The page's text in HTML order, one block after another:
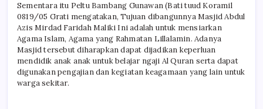
Sementara itu Peltu Bambang Gunawan (Bati tuud Koramil
0819/05 Grati mengatakan, Tujuan dibangunnya Masjid Abdul
Azis Mirdad Faridah Maliki Ini adalah untuk mensiarkan
Agama Islam, Agama yang Rahmatan Lillalamin. Adanya
Masjid tersebut diharapkan dapat dijadikan keperluan
mendidik anak anak untuk belajar ngaji Al Quran serta dapat
digunakan pengajian dan kegiatan keagamaan yang lain untuk
warga sekitar.